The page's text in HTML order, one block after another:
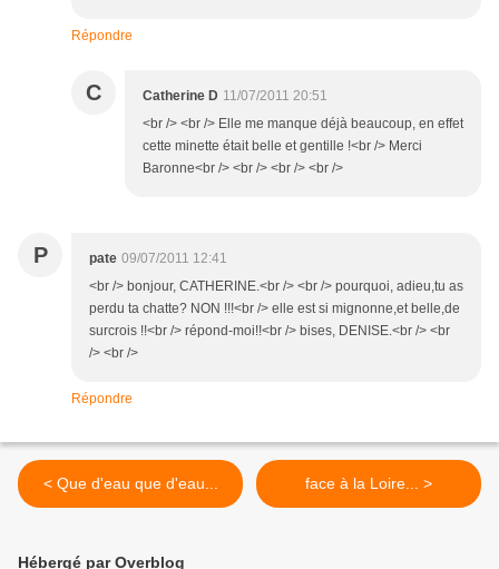
Répondre
C Catherine D 11/07/2011 20:51
<br /> <br /> Elle me manque déjà beaucoup, en effet
cette minette était belle et gentille !<br /> Merci
Baronne<br /> <br /> <br /> <br />
P pate 09/07/2011 12:41
<br /> bonjour, CATHERINE.<br /> <br /> pourquoi, adieu,tu as
perdu ta chatte? NON !!!<br /> elle est si mignonne,et belle,de
surcrois !!<br /> répond-moi!!<br /> bises, DENISE.<br /> <br
/> <br />
Répondre
< Que d'eau que d'eau... face à la Loire... >
Hébergé par Overblog